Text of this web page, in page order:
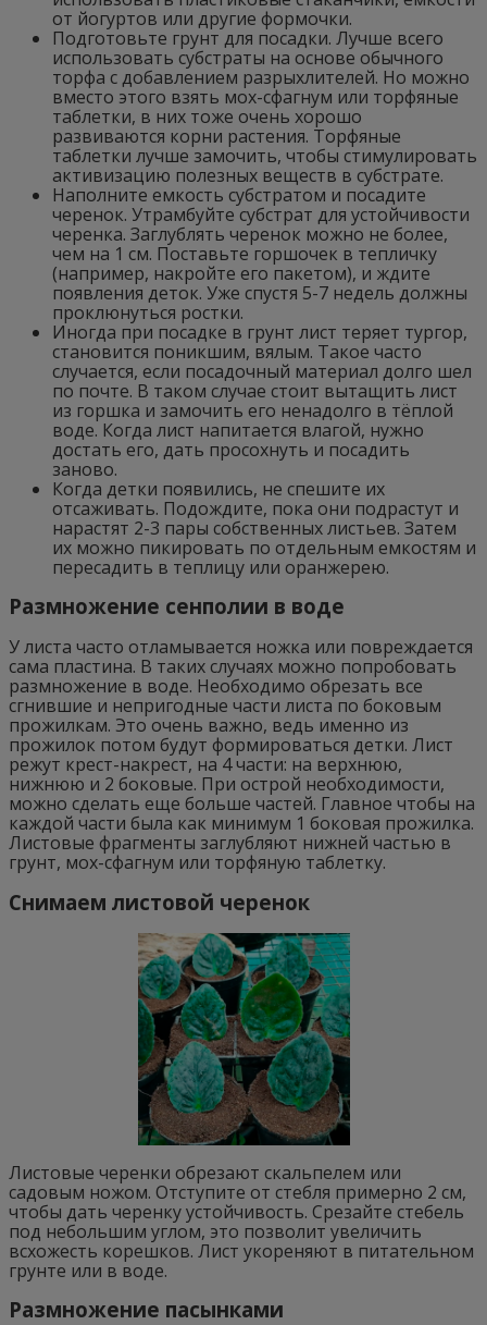
от йогуртов или другие формочки.
Подготовьте грунт для посадки. Лучше всего
использовать субстраты на основе обычного
торфа с добавлением разрыхлителей. Но можно
вместо этого взять мох-сфагнум или торфяные
таблетки, в них тоже очень хорошо
развиваются корни растения. Торфяные
таблетки лучше замочить, чтобы стимулировать
активизацию полезных веществ в субстрате.
Наполните емкость субстратом и посадите
черенок. Утрамбуйте субстрат для устойчивости
черенка. Заглублять черенок можно не более,
чем на 1 см. Поставьте горшочек в тепличку
(например, накройте его пакетом), и ждите
появления деток. Уже спустя 5-7 недель должны
проклюнуться ростки.
Иногда при посадке в грунт лист теряет тургор,
становится поникшим, вялым. Такое часто
случается, если посадочный материал долго шел
по почте. В таком случае стоит вытащить лист
из горшка и замочить его ненадолго в тёплой
воде. Когда лист напитается влагой, нужно
достать его, дать просохнуть и посадить
заново.
Когда детки появились, не спешите их
отсаживать. Подождите, пока они подрастут и
нарастят 2-3 пары собственных листьев. Затем
их можно пикировать по отдельным емкостям и
пересадить в теплицу или оранжерею.
Размножение сенполии в воде
У листа часто отламывается ножка или повреждается
сама пластина. В таких случаях можно попробовать
размножение в воде. Необходимо обрезать все
сгнившие и непригодные части листа по боковым
прожилкам. Это очень важно, ведь именно из
прожилок потом будут формироваться детки. Лист
режут крест-накрест, на 4 части: на верхнюю,
нижнюю и 2 боковые. При острой необходимости,
можно сделать еще больше частей. Главное чтобы на
каждой части была как минимум 1 боковая прожилка.
Листовые фрагменты заглубляют нижней частью в
грунт, мох-сфагнум или торфяную таблетку.
Снимаем листовой черенок
Листовые черенки обрезают скальпелем или
садовым ножом. Отступите от стебля примерно 2 см,
чтобы дать черенку устойчивость. Срезайте стебель
под небольшим углом, это позволит увеличить
всхожесть корешков. Лист укореняют в питательном
грунте или в воде.
Размножение пасынками